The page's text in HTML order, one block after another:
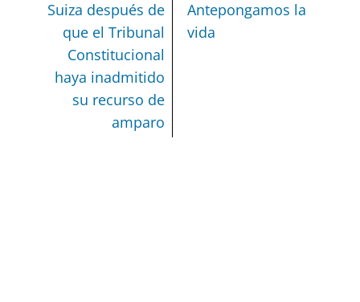
Suiza después de
que el Tribunal
Constitucional
haya inadmitido
su recurso de
amparo
Antepongamos la
vida